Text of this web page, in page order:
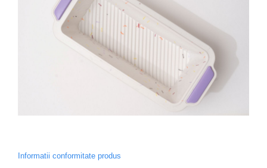
Informatii conformitate produs